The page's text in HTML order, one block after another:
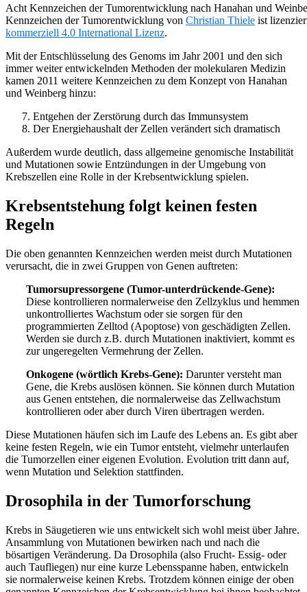
Acht Kennzeichen der Tumorentwicklung nach Hanahan und
Kennzeichen der Tumorentwicklung von Christian Thiele ist
kommerziell 4.0 International Lizenz.
Mit der Entschlüsselung des Genoms im Jahr 2001 und den sich
immer weiter entwickelnden Methoden der molekularen Medizin
kamen 2011 weitere Kennzeichen zu dem Konzept von Hanahan
und Weinberg hinzu:
Entgehen der Zerstörung durch das Immunsystem
Der Energiehaushalt der Zellen verändert sich dramatisch
Außerdem wurde deutlich, dass allgemeine genomische Instabilität
und Mutationen sowie Entzündungen in der Umgebung von
Krebszellen eine Rolle in der Krebsentwicklung spielen.
Krebsentstehung folgt keinen festen
Regeln
Die oben genannten Kennzeichen werden meist durch Mutationen
verursacht, die in zwei Gruppen von Genen auftreten:
Tumorsupressorgene (Tumor-unterdrückende-Gene):
Diese kontrollieren normalerweise den Zellzyklus und hemmen
unkontrolliertes Wachstum oder sie sorgen für den
programmierten Zelltod (Apoptose) von geschädigten Zellen.
Werden sie durch z.B. durch Mutationen inaktiviert, kommt es
zur ungeregelten Vermehrung der Zellen.
Onkogene (wörtlich Krebs-Gene): Darunter versteht man
Gene, die Krebs auslösen können. Sie können durch Mutation
aus Genen entstehen, die normalerweise das Zellwachstum
kontrollieren oder aber durch Viren übertragen werden.
Diese Mutationen häufen sich im Laufe des Lebens an. Es gibt aber
keine festen Regeln, wie ein Tumor entsteht, vielmehr unterlaufen
die Tumorzellen einer eigenen Evolution. Evolution tritt dann auf,
wenn Mutation und Selektion stattfinden.
Drosophila in der Tumorforschung
Krebs in Säugetieren wie uns entwickelt sich wohl meist über Jahre.
Ansammlung von Mutationen bewirken nach und nach die
bösartigen Veränderung. Da Drosophila (also Frucht- Essig- oder
auch Taufliegen) nur eine kurze Lebensspanne haben, entwickeln
sie normalerweise keinen Krebs. Trotzdem können einige der oben